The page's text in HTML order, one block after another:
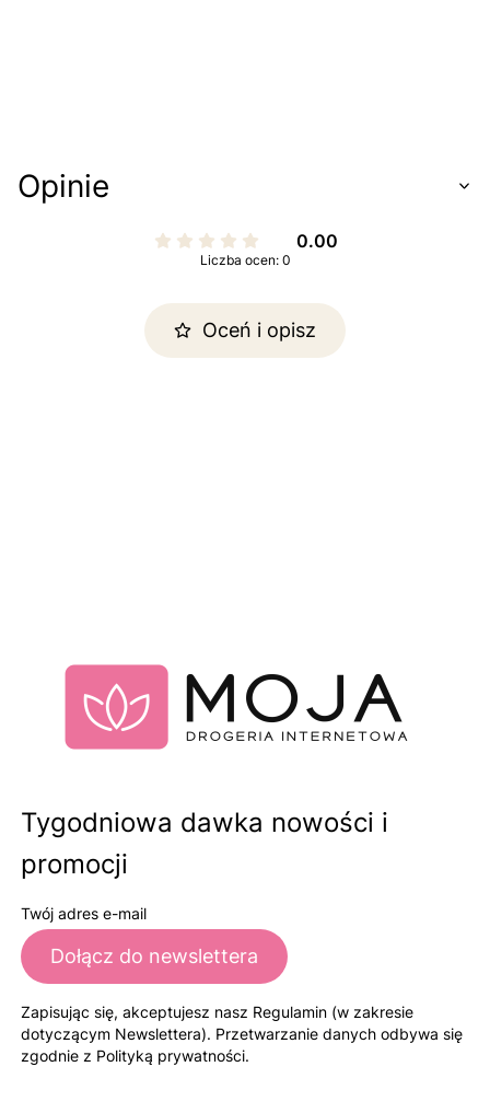
Opinie
0.00
Liczba ocen: 0
Oceń i opisz
Tygodniowa dawka nowości i
promocji
Twój adres e-mail
Dołącz do newslettera
Zapisując się, akceptujesz nasz Regulamin (w zakresie
dotyczącym Newslettera). Przetwarzanie danych odbywa się
zgodnie z Polityką prywatności.